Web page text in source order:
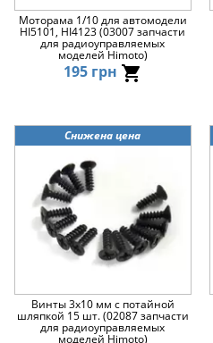
Моторама 1/10 для автомодели
HI5101, HI4123 (03007 запчасти
для радиоуправляемых
моделей Himoto)
195 грн
Снижена цена
Винты 3х10 мм с потайной
шляпкой 15 шт. (02087 запчасти
для радиоуправляемых
моделей Himoto)